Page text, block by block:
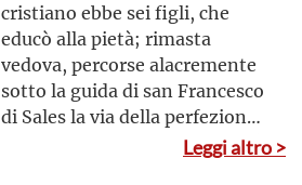
cristiano ebbe sei figli, che
educò alla pietà; rimasta
vedova, percorse alacremente
sotto la guida di san Francesco
di Sales la via della perfezione,
dedicandosi alle opere di carità
Leggi altro >